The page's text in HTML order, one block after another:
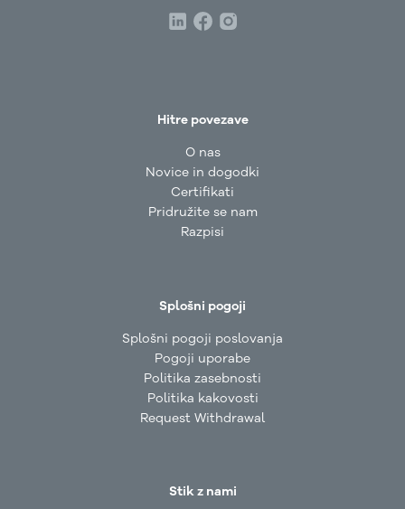
Hitre povezave
O nas
Novice in dogodki
Certifikati
Pridružite se nam
Razpisi
Splošni pogoji
Splošni pogoji poslovanja
Pogoji uporabe
Politika zasebnosti
Politika kakovosti
Request Withdrawal
Stik z nami